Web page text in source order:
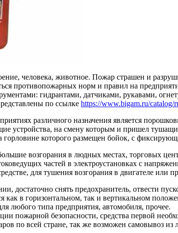
человека, животное. Пожар страшен и
противопожарных норм и правил на
гидрантами, датчиками, рукавами,
по ссылке https://www.bigam.ru/catalog/
различного назначения является
устройства, на смену которым и пришел
горловине которого размещен бойок, с
возгорания в людных местах, торговых
частей в электроустановках с
для тушения возгорания в двигателе или
достаточно снять предохранитель, отвести
как в горизонтальном, так и вертикальном
любого типа предприятия, автомобиля, прочее.
пожарной безопасности, средства первой
по всей стране, так же возможен самовывоз из